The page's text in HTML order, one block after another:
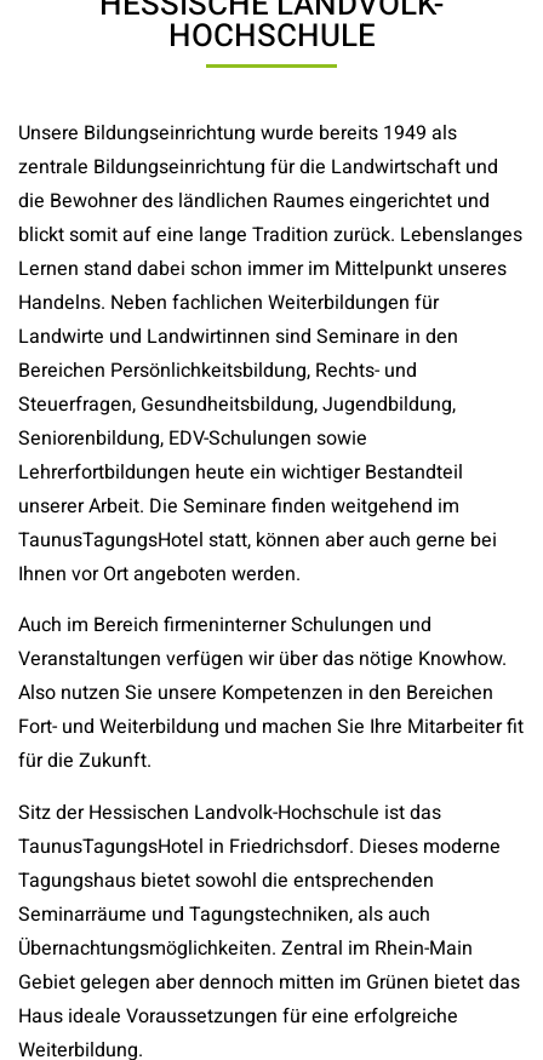
HOCHSCHULE
Unsere Bildungseinrichtung wurde bereits 1949 als
zentrale Bildungseinrichtung für die Landwirtschaft und
die Bewohner des ländlichen Raumes eingerichtet und
blickt somit auf eine lange Tradition zurück. Lebenslanges
Lernen stand dabei schon immer im Mittelpunkt unseres
Handelns. Neben fachlichen Weiterbildungen für
Landwirte und Landwirtinnen sind Seminare in den
Bereichen Persönlichkeitsbildung, Rechts- und
Steuerfragen, Gesundheitsbildung, Jugendbildung,
Seniorenbildung, EDV-Schulungen sowie
Lehrerfortbildungen heute ein wichtiger Bestandteil
unserer Arbeit. Die Seminare finden weitgehend im
TaunusTagungsHotel statt, können aber auch gerne bei
Ihnen vor Ort angeboten werden.
Auch im Bereich firmeninterner Schulungen und
Veranstaltungen verfügen wir über das nötige Knowhow.
Also nutzen Sie unsere Kompetenzen in den Bereichen
Fort- und Weiterbildung und machen Sie Ihre Mitarbeiter fit
für die Zukunft.
Sitz der Hessischen Landvolk-Hochschule ist das
TaunusTagungsHotel in Friedrichsdorf. Dieses moderne
Tagungshaus bietet sowohl die entsprechenden
Seminarräume und Tagungstechniken, als auch
Übernachtungsmöglichkeiten. Zentral im Rhein-Main
Gebiet gelegen aber dennoch mitten im Grünen bietet das
Haus ideale Voraussetzungen für eine erfolgreiche
Weiterbildung.